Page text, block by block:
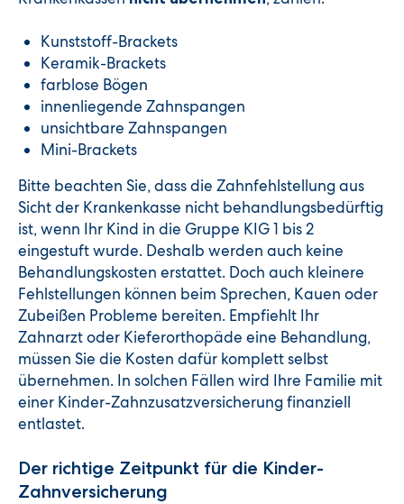
Kunststoff-Brackets
Keramik-Brackets
farblose Bögen
innenliegende Zahnspangen
unsichtbare Zahnspangen
Mini-Brackets
Bitte beachten Sie, dass die Zahnfehlstellung aus
Sicht der Krankenkasse nicht behandlungsbedürftig
ist, wenn Ihr Kind in die Gruppe KIG 1 bis 2
eingestuft wurde. Deshalb werden auch keine
Behandlungskosten erstattet. Doch auch kleinere
Fehlstellungen können beim Sprechen, Kauen oder
Zubeißen Probleme bereiten. Empfiehlt Ihr
Zahnarzt oder Kieferorthopäde eine Behandlung,
müssen Sie die Kosten dafür komplett selbst
übernehmen. In solchen Fällen wird Ihre Familie mit
einer Kinder-Zahnzusatzversicherung finanziell
entlastet.
Der richtige Zeitpunkt für die Kinder-
Zahnversicherung